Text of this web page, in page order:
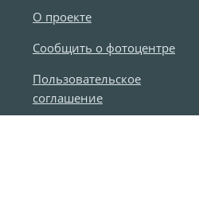
О проекте
Сообщить о фотоцентре
Пользовательское
соглашение